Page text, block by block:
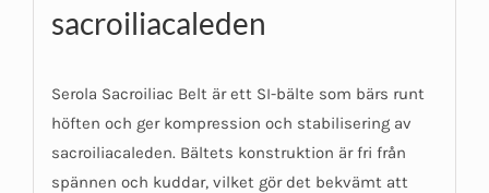
sacroiliacaleden
Serola Sacroiliac Belt är ett SI-bälte som bärs runt
höften och ger kompression och stabilisering av
sacroiliacaleden. Bältets konstruktion är fri från
spännen och kuddar, vilket gör det bekvämt att